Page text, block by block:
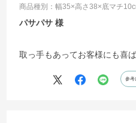
商品種別：幅35×高さ38×底マチ
パサパサ
取っ手もあってお客様にも喜ば
参考